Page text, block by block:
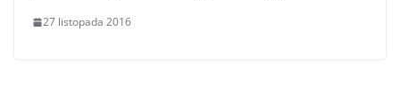
27 listopada 2016